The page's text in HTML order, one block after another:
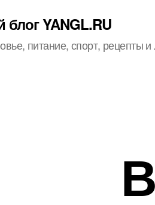
YANGL.RU
питание, спорт, рецепты